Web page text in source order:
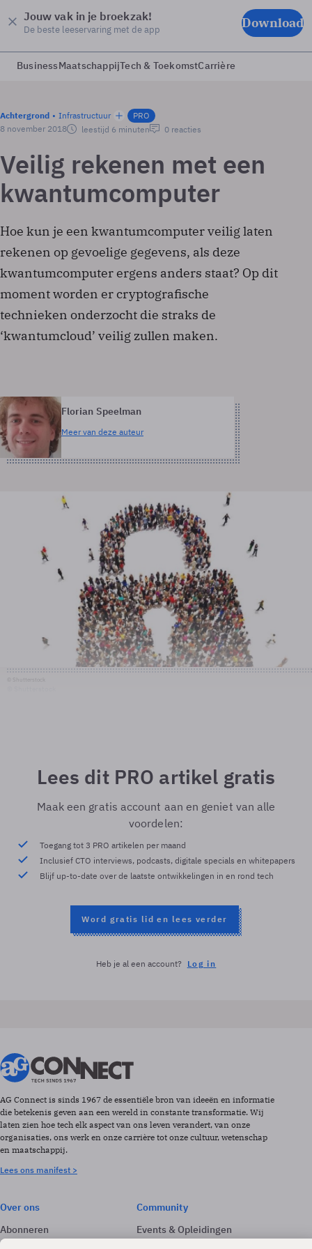
Jouw vak in je broekzak!
De beste leeservaring met de app Download
BusinessMaatschappijTech & ToekomstCarrière
Achtergrond Infrastructuur
PRO
8 november 2018
leestijd 6 minuten 0 reacties
Veilig rekenen met een
kwantumcomputer
Hoe kun je een kwantumcomputer veilig laten
rekenen op gevoelige gegevens, als deze
kwantumcomputer ergens anders staat? Op dit
moment worden er cryptografische
technieken onderzocht die straks de
‘kwantumcloud’ veilig zullen maken.
Florian Speelman
Meer van deze auteur
Lees dit PRO artikel gratis
Maak een gratis account aan en geniet van alle
voordelen:
Toegang tot 3 PRO artikelen per maand
Inclusief CTO interviews, podcasts, digitale specials en whitepapers
Blijf up-to-date over de laatste ontwikkelingen in en rond tech
Word gratis lid en lees verder
Heb je al een account? Log in
AG Connect is sinds 1967 de essentiële bron van ideeën en informatie
die betekenis geven aan een wereld in constante transformatie. Wij
laten zien hoe tech elk aspect van ons leven verandert, van onze
organisaties, ons werk en onze carrière tot onze cultuur, wetenschap
en maatschappij.
Lees ons manifest >
Over ons
Abonneren
Adverteren
Community
Events & Opleidingen